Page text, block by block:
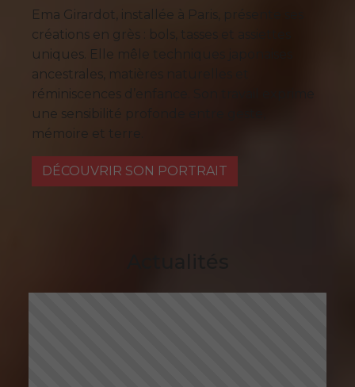
Ema Girardot, installée à Paris, présente ses
créations en grès : bols, tasses et assiettes
uniques. Elle mêle techniques japonaises
ancestrales, matières naturelles et
réminiscences d’enfance. Son travail exprime
une sensibilité profonde entre geste,
mémoire et terre.
DÉCOUVRIR SON PORTRAIT